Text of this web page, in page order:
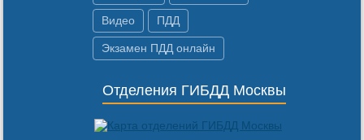
Видео ПДД
Экзамен ПДД онлайн
Отделения ГИБДД Москвы